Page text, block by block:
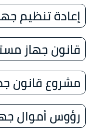
إعادة تنظيم
قانون جهاز
مشروع قانون
رؤوس أموال